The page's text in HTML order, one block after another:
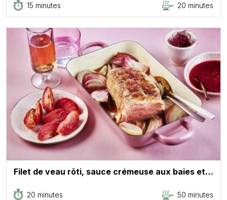
15 minutes 20 minutes
Filet de veau rôti, sauce crémeuse aux baies et…
20 minutes 50 minutes